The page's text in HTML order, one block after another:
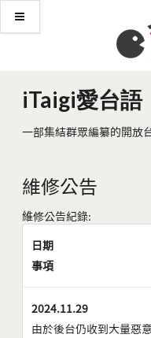
iTaigi愛台語
一部集結群眾編纂的開放
維修公告
維修公告紀錄:
日期
事項
2024.11.29
由於後台仍收到大量惡